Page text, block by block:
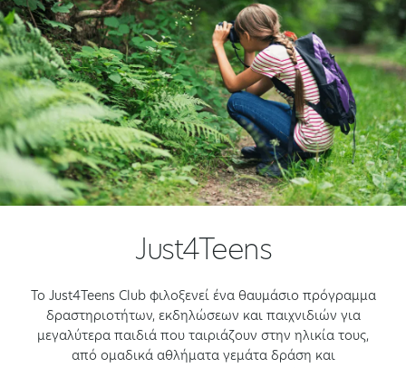
Just4Teens
Το Just4Teens Club φιλοξενεί ένα θαυμάσιο πρόγραμμα
δραστηριοτήτων, εκδηλώσεων και παιχνιδιών για
μεγαλύτερα παιδιά που ταιριάζουν στην ηλικία τους,
από ομαδικά αθλήματα γεμάτα δράση και